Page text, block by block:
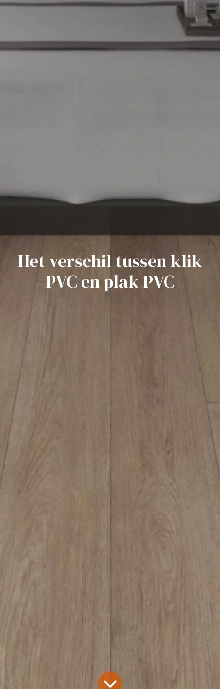
Het verschil tussen klik
PVC en plak PVC